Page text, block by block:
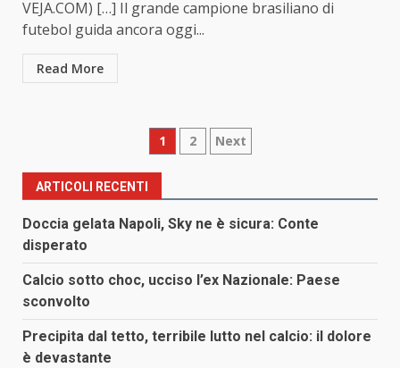
VEJA.COM) […] Il grande campione brasiliano di
futebol guida ancora oggi...
Read More
Paginazione
degli
articoli
1 2 Next
ARTICOLI RECENTI
Doccia gelata Napoli, Sky ne è sicura: Conte
disperato
Calcio sotto choc, ucciso l’ex Nazionale: Paese
sconvolto
Precipita dal tetto, terribile lutto nel calcio: il dolore
è devastante